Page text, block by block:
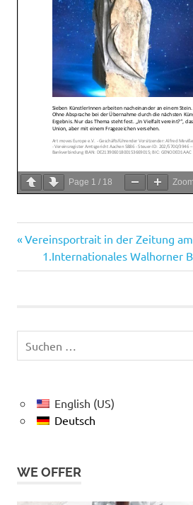
Page 1 / 18 Zoom
Beitragsnavigation
Vorheriger
Beitrag:
Vereinsportrait in der Zeitung
Nächster
Beitrag:
1.Internationales Walhorner
English (US)
Deutsch
WE OFFER